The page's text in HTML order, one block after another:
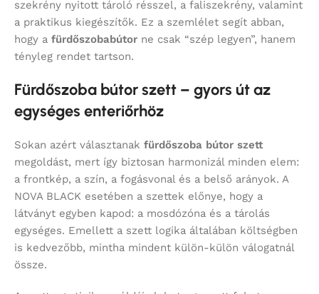
szekrény nyitott tároló résszel, a faliszekrény, valamint
a praktikus kiegészítők. Ez a szemlélet segít abban,
hogy a fürdőszobabútor ne csak “szép legyen”, hanem
tényleg rendet tartson.
Fürdőszoba bútor szett – gyors út az
egységes enteriőrhöz
Sokan azért választanak fürdőszoba bútor szett
megoldást, mert így biztosan harmonizál minden elem:
a frontkép, a szín, a fogásvonal és a belső arányok. A
NOVA BLACK esetében a szettek előnye, hogy a
látványt egyben kapod: a mosdózóna és a tárolás
egységes. Emellett a szett logika általában költségben
is kedvezőbb, mintha mindent külön-külön válogatnál
össze.